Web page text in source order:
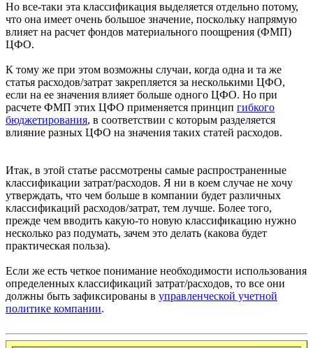
Но все-таки эта классификация выделяется отдельно потому,
что она имеет очень большое значение, поскольку напрямую
влияет на расчет фондов материального поощрения (ФМП)
ЦФО.
К тому же при этом возможны случаи, когда одна и та же
статья расходов/затрат закрепляется за несколькими ЦФО,
если на ее значения влияет больше одного ЦФО. Но при
расчете ФМП этих ЦФО применяется принцип гибкого
бюджетирования, в соответствии с которым разделяется
влияние разных ЦФО на значения таких статей расходов.
Итак, в этой статье рассмотрены самые распространенные
классификации затрат/расходов. Я ни в коем случае не хочу
утверждать, что чем больше в компании будет различных
классификаций расходов/затрат, тем лучше. Более того,
прежде чем вводить какую-то новую классификацию нужно
несколько раз подумать, зачем это делать (какова будет
практическая польза).
Если же есть четкое понимание необходимости использования
определенных классификаций затрат/расходов, то все они
должны быть зафиксированы в управленческой учетной
политике компании.